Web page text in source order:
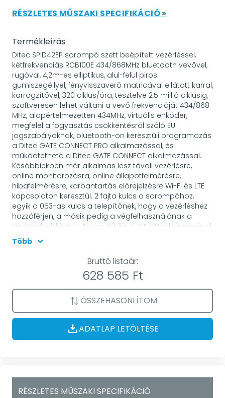
RÉSZLETES MŰSZAKI SPECIFIKÁCIÓ »
Termékleírás
Ditec SPID42EP sorompó szett beépített vezérléssel,
kétfrekvenciás RCB100E 434/868MHz bluetooth vevővel,
rugóval, 4,2m-es elliptikus, alul-felül piros
gumiszegéllyel, fényvisszaverő matricával ellátott karral,
karrögzítővel, 320 ciklus/óra, tesztelve 2,5 millió ciklusig,
szoftveresen lehet váltani a vevő frekvenciáját 434/868
MHz, alapértelmezetten 434MHz, virtuális enkóder,
megfelel a fogyasztás csökkentésről szóló EU
jogszabályoknak, bluetooth-on keresztüli programozás
a Ditec GATE CONNECT PRO alkalmazással, és
mükődtethető a Ditec GATE CONNECT alkalmazással.
Későbbiekben már alkalmas lesz távoli vezérlésre,
online monitorozásra, online állapotfelmérésre,
hibafelmérésre, karbantartás előrejelzésre Wi-Fi és LTE
kapcsolaton keresztül. 2 fajta kulcs a sorompóhoz,
egyik a 053-as kulcs a telepítőnek, hogy a vezérléshez
hozzáférjen, a másik pedig a végfelhasználónak a
kuplungkioldáshoz. Kompatibilis a QIK7EH talplemezével.
Ideális választás parkolók, ipari létesítmények,
társasházak, logisztikai központok és minden olyan
helyszín számára, ahol fontos a gyors, biztonságos és
folyamatos autós forgalom kezelése. 24V DC
Több
Bruttó listaár:
628 585 Ft
ÖSSZEHASONLÍTOM
ADATLAP LETÖLTÉSE
RÉSZLETES MŰSZAKI SPECIFIKÁCIÓ